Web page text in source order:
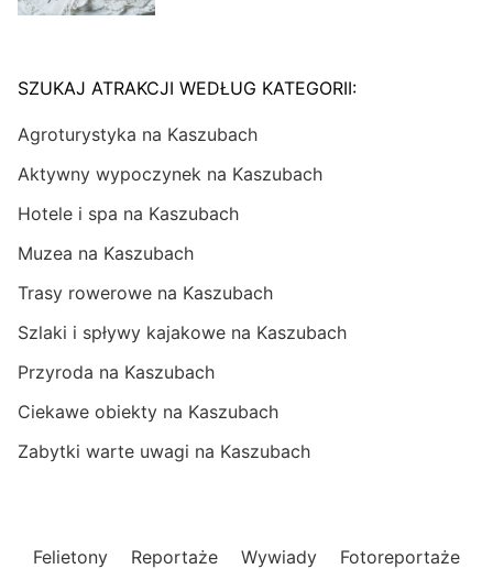
SZUKAJ ATRAKCJI WEDŁUG KATEGORII:
Agroturystyka na Kaszubach
Aktywny wypoczynek na Kaszubach
Hotele i spa na Kaszubach
Muzea na Kaszubach
Trasy rowerowe na Kaszubach
Szlaki i spływy kajakowe na Kaszubach
Przyroda na Kaszubach
Ciekawe obiekty na Kaszubach
Zabytki warte uwagi na Kaszubach
Felietony Reportaże Wywiady
Fotoreportaże